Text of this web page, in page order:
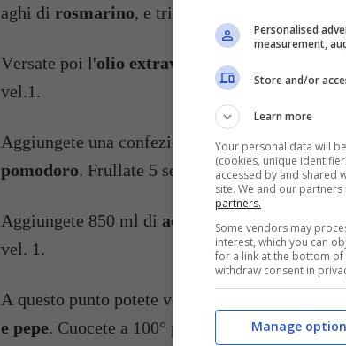
aghi di rosmarino, e tritate 5 sec. a vel. 7.
Versate poi l'olio extravergine d’oliva, l’aglio
vel.1.
Aggiungete una confezione fagioli borlotti
pomodoro. Frullate 5 sec. a vel.5.
Aggiungete 850 ml di acqua , il dado vegetale
vel. 1.
A questo punto potete versare nel boccale la
e pepe. Cuocete a 100° per il tempo indicato
Personalised
measurement,
Store and/or
Learn more
Your personal data will
(cookies, unique
accessed by and shared
site. We and our
partners.
Some vendors may
interest, which you can
for a link at the bottom
withdraw consent in
Manage